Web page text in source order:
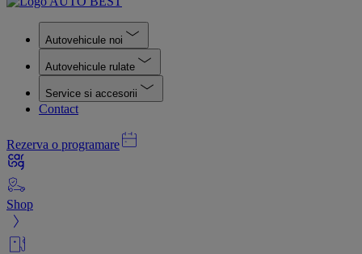
Autovehicule noi
Autovehicule rulate
Service si accesorii
Contact
Rezerva o programare
Shop